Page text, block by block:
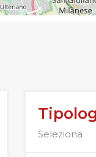
Seleziona